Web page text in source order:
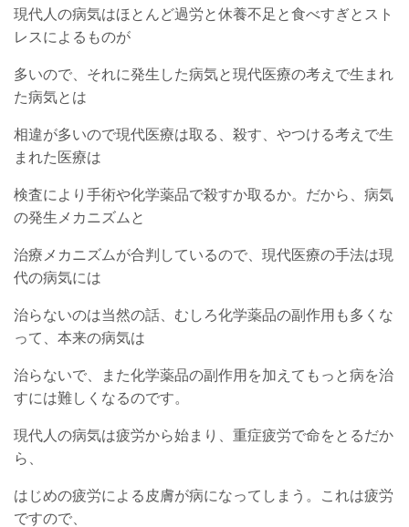
現代人の病気はほとんど過労と休養不足と食べすぎとスト
レスによるものが
多いので、それに発生した病気と現代医療の考えで生まれ
た病気とは
相違が多いので現代医療は取る、殺す、やつける考えで生
まれた医療は
検査により手術や化学薬品で殺すか取るか。だから、病気
の発生メカニズムと
治療メカニズムが合判しているので、現代医療の手法は現
代の病気には
治らないのは当然の話、むしろ化学薬品の副作用も多くな
って、本来の病気は
治らないで、また化学薬品の副作用を加えてもっと病を治
すには難しくなるのです。
現代人の病気は疲労から始まり、重症疲労で命をとるだか
ら、
はじめの疲労による皮膚が病になってしまう。これは疲労
ですので、